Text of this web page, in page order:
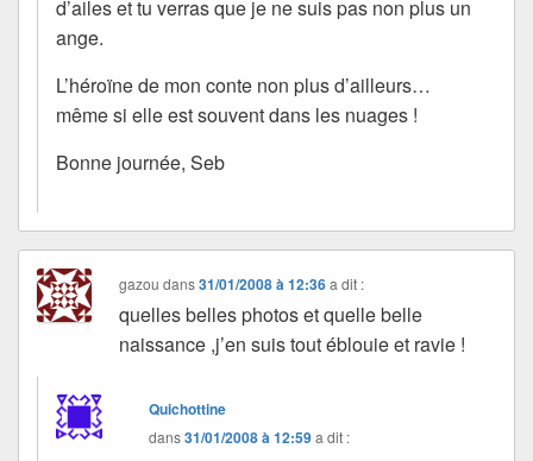
d’ailes et tu verras que je ne suis pas non plus un
ange.
L’héroïne de mon conte non plus d’ailleurs…
même si elle est souvent dans les nuages !
Bonne journée, Seb
gazou dans31/01/2008 à 12:36 a dit :
quelles belles photos et quelle belle
naissance ,j’en suis tout éblouie et ravie !
Quichottine
dans31/01/2008 à 12:59a dit :